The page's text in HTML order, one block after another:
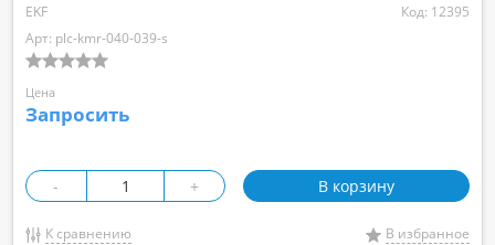
EKF
Код: 12395
Арт: plc-kmr-040-039-s
Цена
Запросить
- + В корзину
К сравнению
В избранное